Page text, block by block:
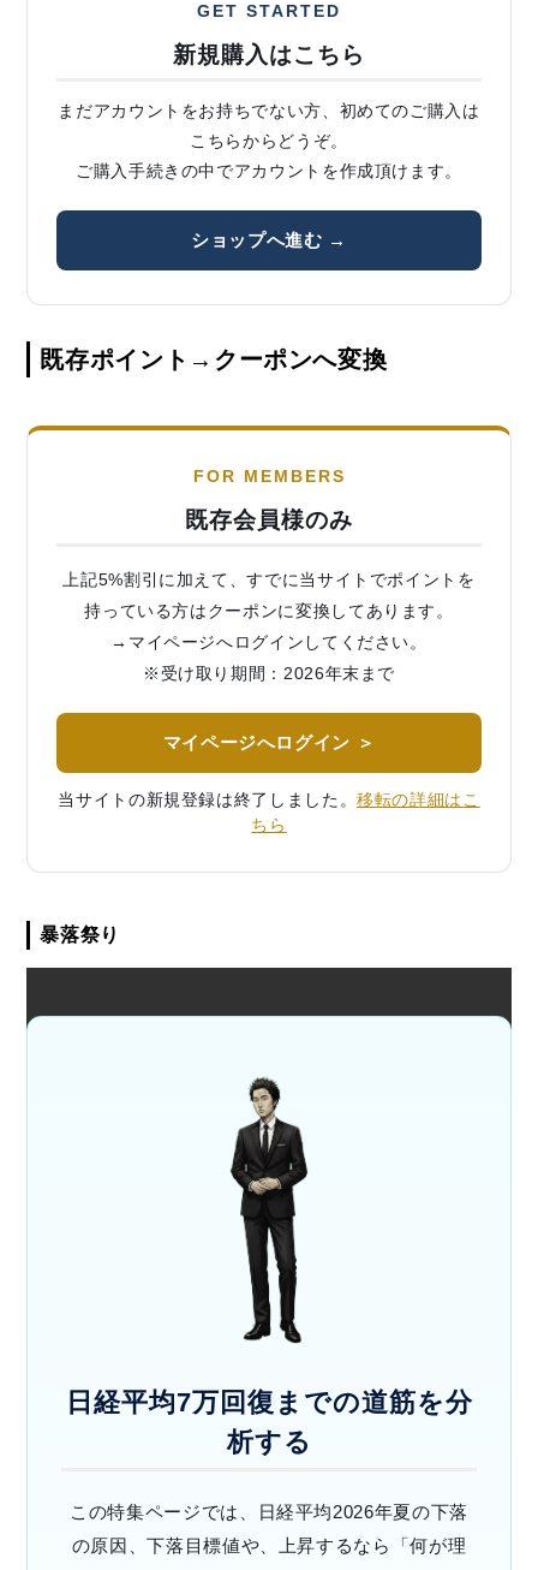
GET STARTED
新規購入はこちら
まだアカウントをお持ちでない方、初めてのご購入は
こちらからどうぞ。
ご購入手続きの中でアカウントを作成頂けます。
ショップへ進む →
既存ポイント→クーポンへ変換
FOR MEMBERS
既存会員様のみ
上記5%割引に加えて、すでに当サイトでポイントを
持っている方はクーポンに変換してあります。
→マイページへログインしてください。
※受け取り期間：2026年末まで
マイページへログイン ＞
当サイトの新規登録は終了しました。移転の詳細はこ
ちら
暴落祭り
日経平均7万回復までの道筋を分
析する
この特集ページでは、日経平均2026年夏の下落
の原因、下落目標値や、上昇するなら「何が理